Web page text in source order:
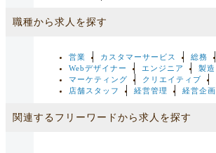
職種から求人を探す
営業 カスタマーサービス 総務
Webデザイナー
エンジニア
製造
マーケティング
クリエイティブ
店舗スタッフ
経営管理 経営企画
関連するフリーワードから求人を探す